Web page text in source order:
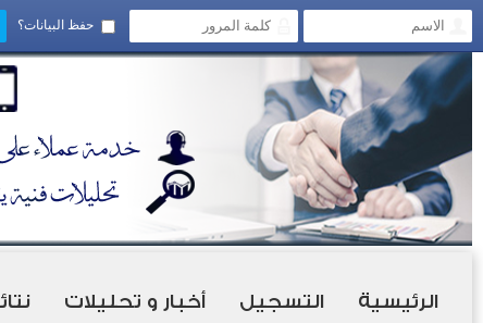
حفظ البيانات؟
الرئيسية التسجيل أخبار و تحليلات